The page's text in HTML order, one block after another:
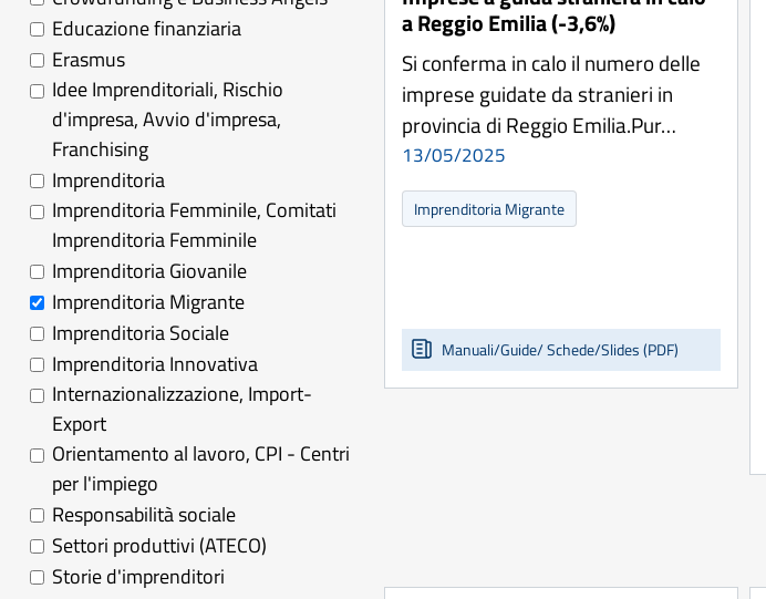
Educazione finanziaria
Erasmus
Idee Imprenditoriali, Rischio
d'impresa, Avvio d'impresa,
Franchising
Imprenditoria
Imprenditoria Femminile, Comitati
Imprenditoria Femminile
Imprenditoria Giovanile
Imprenditoria Migrante
Imprenditoria Sociale
Imprenditoria Innovativa
Internazionalizzazione, Import-
Export
Orientamento al lavoro, CPI - Centri
per l'impiego
Responsabilità sociale
Settori produttivi (ATECO)
Storie d'imprenditori
a Reggio Emilia (-3,6%)
Si conferma in calo il numero delle
imprese guidate da stranieri in
provincia di Reggio Emilia.Pur…
13/05/2025
Manuali/Guide/ Schede/Slides (PDF)
Imprenditoria Migrante